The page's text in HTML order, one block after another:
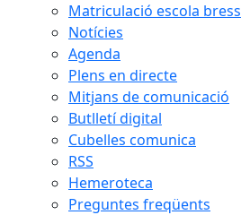
Matriculació escola
Notícies
Agenda
Plens en directe
Mitjans de comunicació
Butlletí digital
Cubelles comunica
RSS
Hemeroteca
Preguntes freqüents